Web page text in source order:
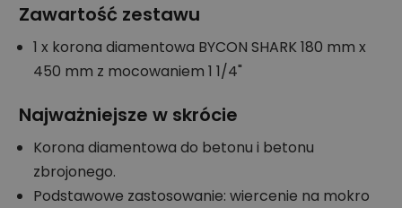
Zawartość zestawu
1 x korona diamentowa BYCON SHARK 180 mm x
450 mm z mocowaniem 1 1/4"
Najważniejsze w skrócie
Korona diamentowa do betonu i betonu
zbrojonego.
Podstawowe zastosowanie: wiercenie na mokro